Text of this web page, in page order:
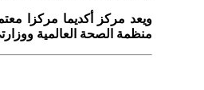
ويعد مركز أكديما مركزا
منظمة الصحة العالمية